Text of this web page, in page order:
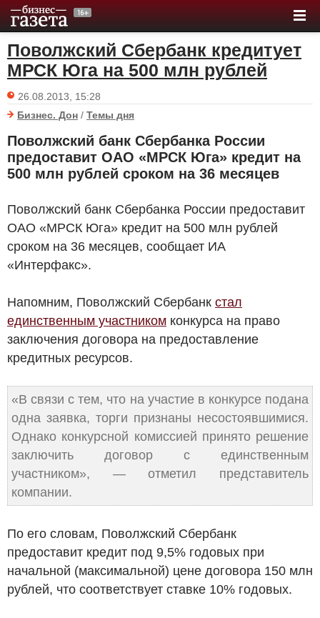
Поволжский Сбербанк кредитует
МРСК Юга на 500 млн рублей
26.08.2013, 15:28
Бизнес. Дон / Темы дня
Поволжский банк Сбербанка России
предоставит ОАО «МРСК Юга» кредит на
500 млн рублей сроком на 36 месяцев
Поволжский банк Сбербанка России предоставит
ОАО «МРСК Юга» кредит на 500 млн рублей
сроком на 36 месяцев, сообщает ИА
«Интерфакс».
Напомним, Поволжский Сбербанк стал
единственным участником конкурса на право
заключения договора на предоставление
кредитных ресурсов.
«В связи с тем, что на участие в конкурсе подана
одна заявка, торги признаны несостоявшимися.
Однако конкурсной комиссией принято решение
заключить договор с единственным
участником», — отметил представитель
компании.
По его словам, Поволжский Сбербанк
предоставит кредит под 9,5% годовых при
начальной (максимальной) цене договора 150 млн
рублей, что соответствует ставке 10% годовых.